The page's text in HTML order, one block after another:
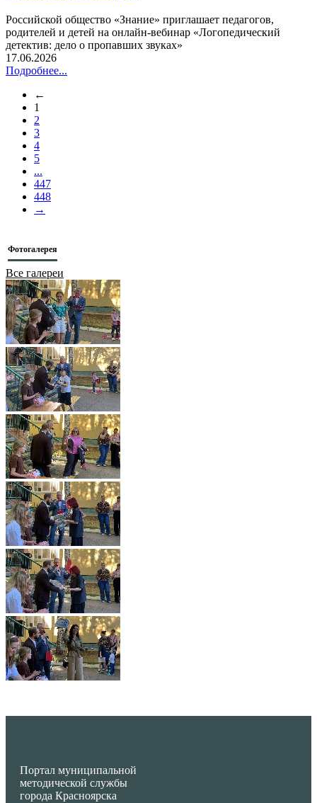
Российской общество «Знание» приглашает педагогов,
родителей и детей на онлайн-вебинар «Логопедический
детектив: дело о пропавших звуках»
17.06.2026
Подробнее...
←
1
2
3
4
5
...
447
448
→
Фотогалерея
Все галереи
Портал муниципальной
методической службы
города Красноярска